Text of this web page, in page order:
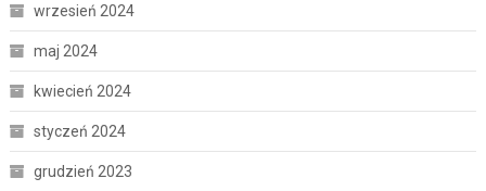
wrzesień 2024
maj 2024
kwiecień 2024
styczeń 2024
grudzień 2023